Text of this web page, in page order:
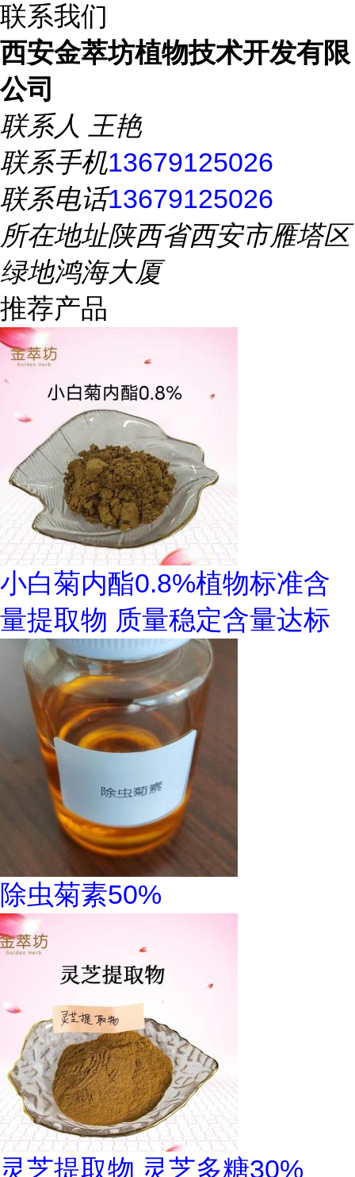
联系我们
西安金萃坊植物技术开发有限
公司
联系人 王艳
联系手机13679125026
联系电话13679125026
所在地址陕西省西安市雁塔区
绿地鸿海大厦
推荐产品
小白菊内酯0.8%植物标准含
量提取物 质量稳定含量达标
除虫菊素50%
灵芝提取物 灵芝多糖30%